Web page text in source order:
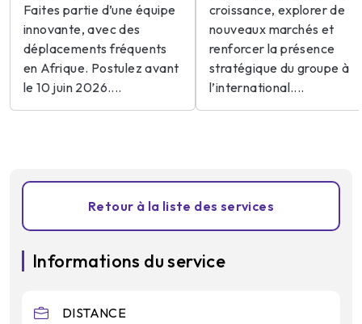
Retour à la liste des services
Informations du service
DISTANCE
Faites partie d’une équipe
innovante, avec des
déplacements fréquents
en Afrique. Postulez avant
le 10 juin 2026....
croissance, explorer de
nouveaux marchés et
renforcer la présence
stratégique du groupe à
l’international....